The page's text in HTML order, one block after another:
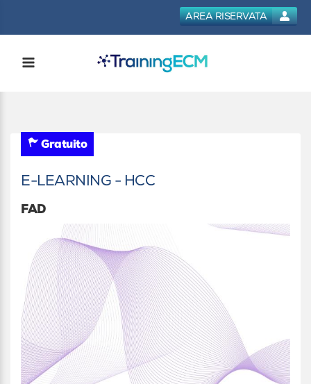
AREA RISERVATA
Gratuito
E-LEARNING - HCC
FAD